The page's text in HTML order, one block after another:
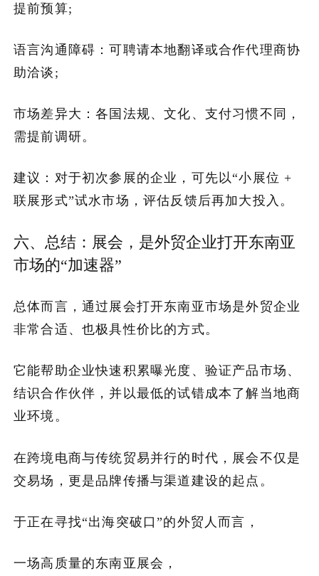
提前预算;
语言沟通障碍：可聘请本地翻译或合作代理商协
助洽谈;
市场差异大：各国法规、文化、支付习惯不同，
需提前调研。
建议：对于初次参展的企业，可先以“小展位 +
联展形式”试水市场，评估反馈后再加大投入。
六、总结：展会，是外贸企业打开东南亚
市场的“加速器”
总体而言，通过展会打开东南亚市场是外贸企业
非常合适、也极具性价比的方式。
它能帮助企业快速积累曝光度、验证产品市场、
结识合作伙伴，并以最低的试错成本了解当地商
业环境。
在跨境电商与传统贸易并行的时代，展会不仅是
交易场，更是品牌传播与渠道建设的起点。
于正在寻找“出海突破口”的外贸人而言，
一场高质量的东南亚展会，